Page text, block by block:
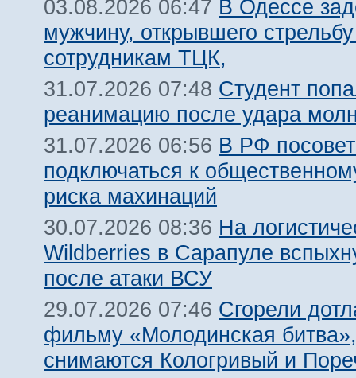
03.08.2026 06:47 В Одессе
мужчину, открывшего
сотрудникам ТЦК,
31.07.2026 07:48 Студент
реанимацию после удара
31.07.2026 06:56 В РФ
подключаться к
риска махинаций
30.07.2026 08:36 На
Wildberries в Сарапуле
после атаки ВСУ
29.07.2026 07:46 Сгорели
фильму «Молодинская
снимаются Кологривый и